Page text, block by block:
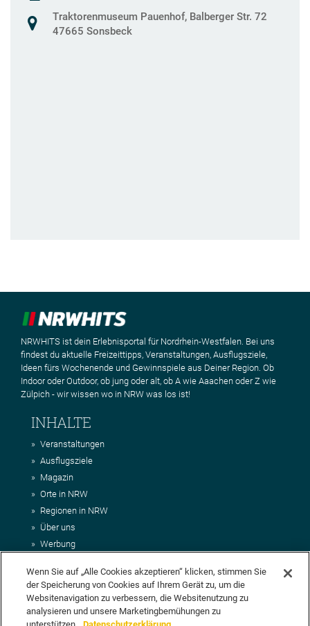
Traktorenmuseum Pauenhof, Balberger Str. 72
47665 Sonsbeck
NRWHITS ist dein Erlebnisportal für Nordrhein-Westfalen. Bei uns
findest du aktuelle Freizeittipps, Veranstaltungen, Ausflugsziele,
Ideen fürs Wochenende und Gewinnspiele aus Deiner Region. Ob
Indoor oder Outdoor, ob jung oder alt, ob A wie Aaachen oder Z wie
Zülpich - wir wissen wo in NRW was los ist!
INHALTE
Veranstaltungen
Ausflugsziele
Magazin
Orte in NRW
Regionen in NRW
Über uns
Werbung
Impressum
AGB
Datenschutz
Wenn Sie auf „Alle Cookies akzeptieren“ klicken, stimmen Sie
der Speicherung von Cookies auf Ihrem Gerät zu, um die
Websitenavigation zu verbessern, die Websitenutzung zu
analysieren und unsere Marketingbemühungen zu